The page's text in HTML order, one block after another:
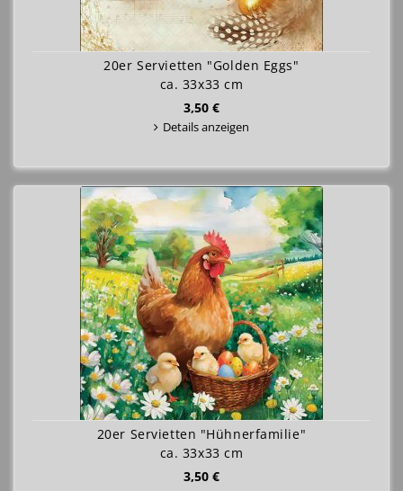
20er Servietten "Golden Eggs"
ca. 33x33 cm
3,50 €
Details anzeigen
20er Servietten "Hühnerfamilie"
ca. 33x33 cm
3,50 €